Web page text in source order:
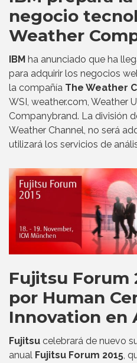
negocio
Weather
IBM ha anunciado que ha
para adquirir los negocios
la compañía The Weather
WSI, weather.com, Weather
Companybrand. La división
Weather Channel, no será
utilizará los servicios de
Fujitsu Forum
por Human
Innovation en
Fujitsu celebrará de nuevo
anual Fujitsu Forum 2015,